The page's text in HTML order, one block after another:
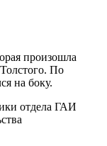
произошла
По
на боку.
отдела ГАИ